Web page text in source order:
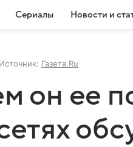
Сериалы Новости и
Источник: Газета.Ru
он ее